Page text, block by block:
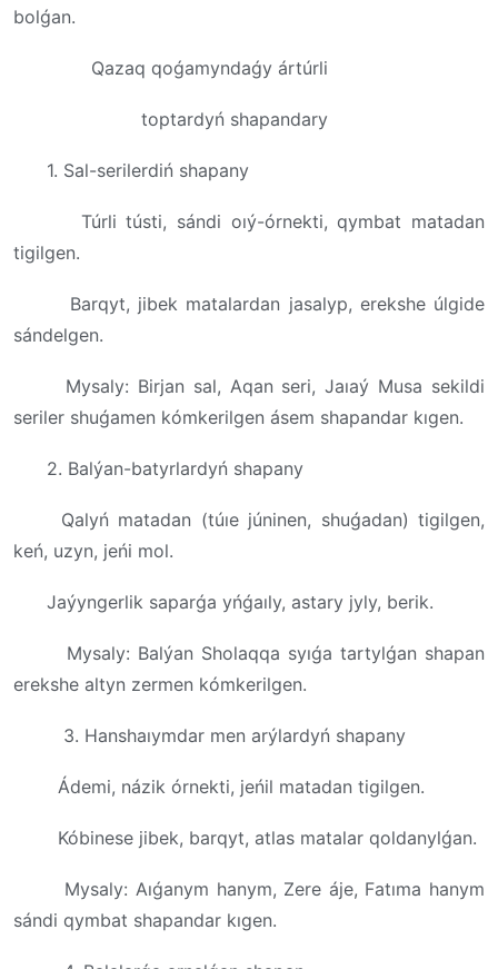
bolǵan.
Qazaq qoǵamyndaǵy ártúrli
toptardyń shapandary
1. Sal-serilerdiń shapany
Túrli tústi, sándi oıý-órnekti, qymbat matadan
tigilgen.
Barqyt, jibek matalardan jasalyp, erekshe úlgide
sándelgen.
Mysaly: Birjan sal, Aqan seri, Jaıaý Musa sekildi
seriler shuǵamen kómkerilgen ásem shapandar kıgen.
2. Balýan-batyrlardyń shapany
Qalyń matadan (túıe júninen, shuǵadan) tigilgen,
keń, uzyn, jeńi mol.
Jaýyngerlik saparǵa yńǵaıly, astary jyly, berik.
Mysaly: Balýan Sholaqqa syıǵa tartylǵan shapan
erekshe altyn zermen kómkerilgen.
3. Hanshaıymdar men arýlardyń shapany
Ádemi, názik órnekti, jeńil matadan tigilgen.
Kóbinese jibek, barqyt, atlas matalar qoldanylǵan.
Mysaly: Aıǵanym hanym, Zere áje, Fatıma hanym
sándi qymbat shapandar kıgen.